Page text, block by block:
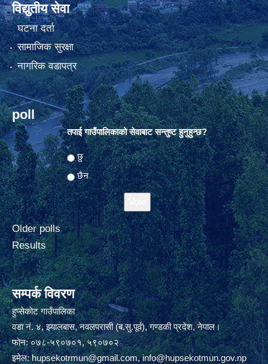
विद्युतीय सेवा
घटना दर्ता
सामाजिक सुरक्षा
नागरिक वडापत्र
poll
तपाई गाउँपालिकाको सेवाबाट सन्तुष्ट हुनुहुन्छ?
Choices
छु
छैन
Older polls
Results
सम्पर्क विवरण
हुप्सेकोट गाउँपालिका
वडा नं. ४, झ्यालबास, नवलपरासी (ब.सु.पूर्व), गण्डकी प्रदेश, नेपाल।
फोन: ०७८-५९०७०१, ५९०७०२
इमेल:hupsekotrmun@gmail.com,info@hupsekotmun.gov.np